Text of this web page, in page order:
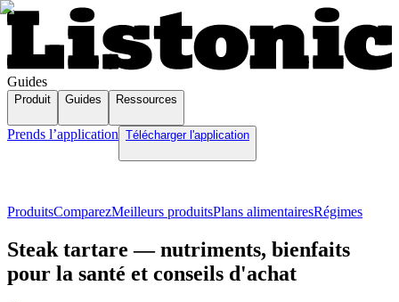
Guides
Produit Guides Ressources
Prends l’application Télécharger l'application
ProduitsComparezMeilleurs produitsPlans alimentairesRégimes
Steak tartare — nutriments, bienfaits
pour la santé et conseils d'achat